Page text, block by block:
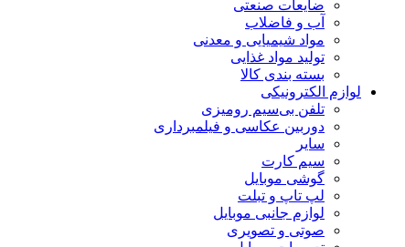
ضایعات صنعتی
آب و فاضلاب
مواد شیمیایی و معدنی
تولید مواد غذایی
بسته بندی کالا
لوازم الکترونیکی
تلفن بی‌سیم رومیزی
دوربین عکاسی و فیلمبرداری
سایر
سیم کارت
گوشی موبایل
لپ تاپ و تبلت
لوازم جانبی موبایل
صوتی و تصویری